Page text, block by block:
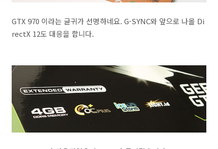
GTX 970 이라는 글귀가 선명하네요. G-SYNC와 앞으로 나올 Di
rectX 12도 대응을 합니다.